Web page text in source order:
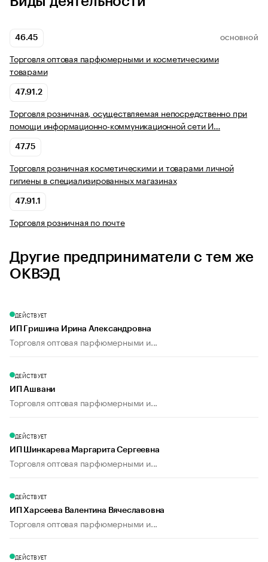
46.45 ОСНОВНОЙ
Торговля оптовая парфюмерными и косметическими
товарами
47.91.2
Торговля розничная, осуществляемая непосредственно при
помощи информационно-коммуникационной сети И…
47.75
Торговля розничная косметическими и товарами личной
гигиены в специализированных магазинах
47.91.1
Торговля розничная по почте
Другие предприниматели с тем же
ОКВЭД
ДЕЙСТВУЕТ
ИП Гришина Ирина Александровна
Торговля оптовая парфюмерными и...
ДЕЙСТВУЕТ
ИП Ашвани
Торговля оптовая парфюмерными и...
ДЕЙСТВУЕТ
ИП Шинкарева Маргарита Сергеевна
Торговля оптовая парфюмерными и...
ДЕЙСТВУЕТ
ИП Харсеева Валентина Вячеславовна
Торговля оптовая парфюмерными и...
ДЕЙСТВУЕТ